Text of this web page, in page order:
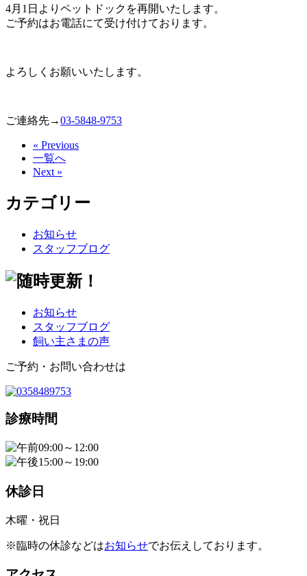
4月1日よりペットドックを再開いたします。
ご予約はお電話にて受け付けております。
よろしくお願いいたします。
ご連絡先→03-5848-9753
« Previous
一覧へ
Next »
カテゴリー
お知らせ
スタッフブログ
お知らせ
スタッフブログ
飼い主さまの声
ご予約・お問い合わせは
診療時間
09:00～12:00
15:00～19:00
休診日
木曜・祝日
※臨時の休診などはお知らせでお伝えしております。